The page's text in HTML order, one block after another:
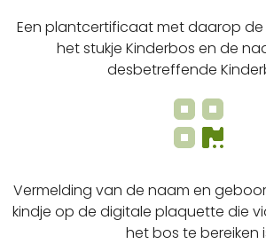
Een plantcertificaat met daarop
het stukje Kinderbos en de
desbetreffende
Vermelding van de naam en
kindje op de digitale plaquette die
het bos te bereiken